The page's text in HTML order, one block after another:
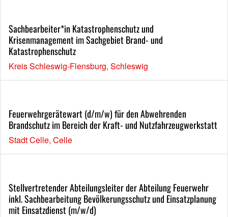
Sachbearbeiter*in Katastrophenschutz und
Krisenmanagement im Sachgebiet Brand- und
Katastrophenschutz
Kreis Schleswig-Flensburg, Schleswig
Feuerwehrgerätewart (d/m/w) für den Abwehrenden
Brandschutz im Bereich der Kraft- und Nutzfahrzeugwerkstatt
Stadt Celle, Celle
Stellvertretender Abteilungsleiter der Abteilung Feuerwehr
inkl. Sachbearbeitung Bevölkerungsschutz und Einsatzplanung
mit Einsatzdienst (m/w/d)